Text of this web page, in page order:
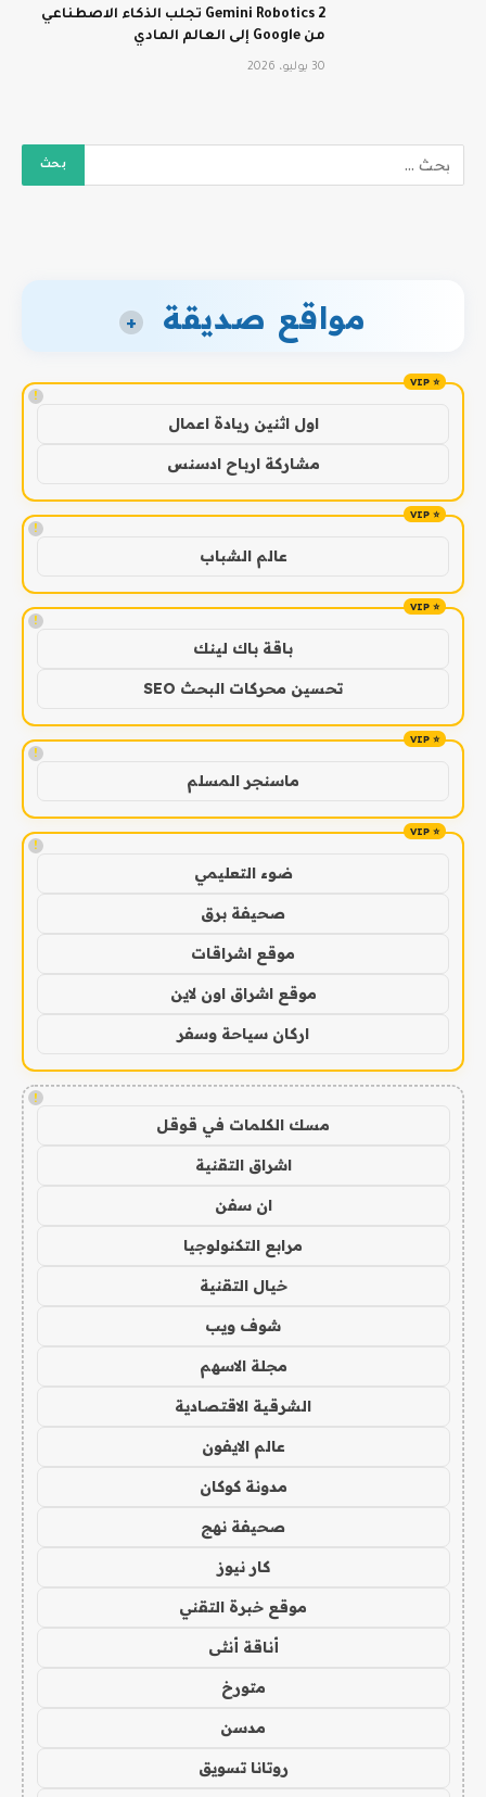
Gemini Robotics 2 تجلب الذكاء الاصطناعي
من Google إلى العالم المادي
30 يوليو، 2026
مواقع صديقة +
!
اول اثنين ريادة اعمال
مشاركة ارباح ادسنس
!
عالم الشباب
!
باقة باك لينك
تحسين محركات البحث SEO
!
ماسنجر المسلم
!
ضوء التعليمي
صحيفة برق
موقع اشراقات
موقع اشراق اون لاين
اركان سياحة وسفر
!
مسك الكلمات في قوقل
اشراق التقنية
ان سفن
مرابع التكنولوجيا
خيال التقنية
شوف ويب
مجلة الاسهم
الشرقية الاقتصادية
عالم الايفون
مدونة كوكان
صحيفة نهج
كار نيوز
موقع خبرة التقني
أناقة أنثى
متورخ
مدسن
روتانا تسويق